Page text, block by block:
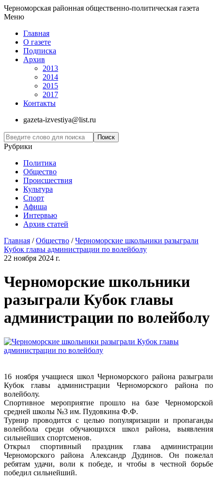
Черноморская районная общественно-политическая газета
Меню
Главная
О газете
Подписка
Архив
2013
2014
2015
2017
Контакты
gazeta-izvestiya@list.ru
Рубрики
Политика
Общество
Проиcшествия
Культура
Спорт
Афиша
Интервью
Архив статей
Главная /Общество /Черноморские школьники разыграли
Кубок главы администрации по волейболу
22 ноября 2024 г.
Черноморские школьники
разыграли Кубок главы
администрации по волейболу
16 ноября учащиеся школ Черноморского района разыграли
Кубок главы администрации Черноморского района по
волейболу.
Спортивное мероприятие прошло на базе Черноморской
средней школы №3 им. Пудовкина Ф.Ф.
Турнир проводится с целью популяризации и пропаганды
волейбола среди обучающихся школ района, выявления
сильнейших спортсменов.
Открыл спортивный праздник глава администрации
Черноморского района Александр Дудинов. Он пожелал
ребятам удачи, воли к победе, и чтобы в честной борьбе
победил сильнейший.